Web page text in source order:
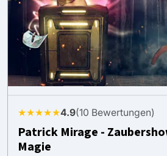
★★★★★4.9(10 Bewertungen)
Patrick Mirage -
Magie